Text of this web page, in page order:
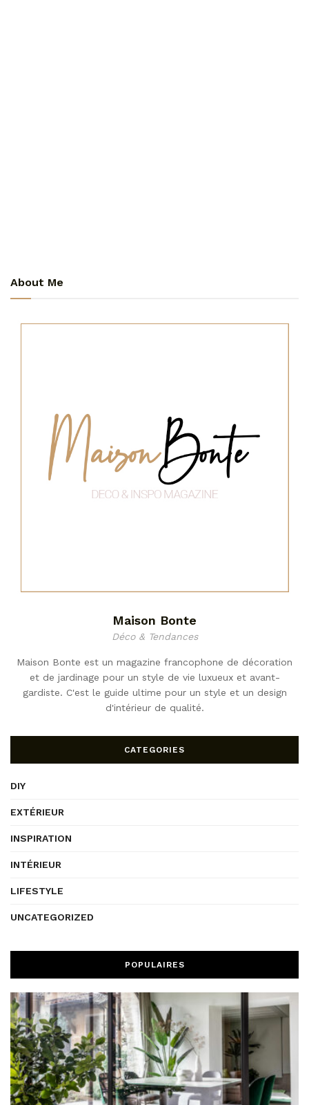
About Me
Maison Bonte
Déco & Tendances
Maison Bonte est un magazine francophone de décoration
et de jardinage pour un style de vie luxueux et avant-
gardiste. C'est le guide ultime pour un style et un design
d'intérieur de qualité.
CATEGORIES
DIY
EXTÉRIEUR
INSPIRATION
INTÉRIEUR
LIFESTYLE
UNCATEGORIZED
POPULAIRES